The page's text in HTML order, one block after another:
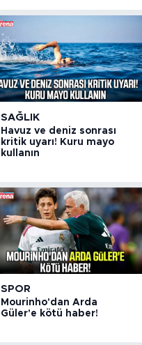
SAĞLIK
Havuz ve deniz sonrası
kritik uyarı! Kuru mayo
kullanın
SPOR
Mourinho'dan Arda
Güler'e kötü haber!